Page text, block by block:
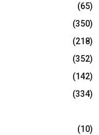
(65)
(350)
(218)
(352)
(142)
(334)
(10)